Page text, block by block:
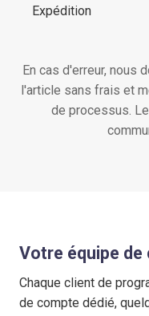
Expédition
En cas d'erreur, nous
l'article sans frais et
de processus.
Votre équipe de
Chaque client de
de compte dédié,